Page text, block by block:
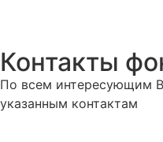
Контакты
По всем интересующим
указанным контактам